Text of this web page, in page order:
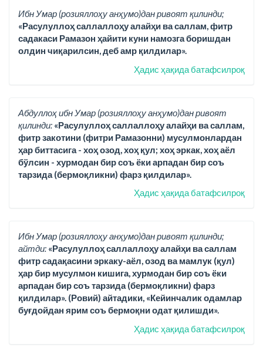
Ибн Умар (розияллоҳу анҳумо)дан ривоят қилинди;
«Расулуллоҳ саллаллоҳу алайҳи ва саллам, фитр
садакаси Рамазон ҳайити куни намозга боришдан
олдин чиқарилсин, деб амр қилдилар».
Ҳадис ҳақида батафсилроқ
Абдуллоҳ ибн Умар (розияллоҳу анҳумо)дан ривоят
қилинди: «Расулуллоҳ саллаллоҳу алайҳи ва саллам,
фитр закотини (фитри Рамазонни) мусулмонлардан
ҳар биттасига - хоҳ озод, хоҳ қул; хоҳ эркак, хоҳ аёл
бўлсин - хурмодан бир соъ ёки арпадан бир соъ
тарзида (бермоқликни) фарз қилдилар».
Ҳадис ҳақида батафсилроқ
Ибн Умар (розияллоҳу анҳумо)дан ривоят қилинди;
айтди: «Расулуллоҳ саллаллоҳу алайҳи ва саллам
фитр садақасини эркаку-аёл, озод ва мамлук (қул)
ҳар бир мусулмон кишига, хурмодан бир соъ ёки
арпадан бир соъ тарзида (бермоқликни) фарз
қилдилар». (Ровий) айтадики, «Кейинчалик одамлар
буғдойдан ярим соъ бермоқни одат қилишди».
Ҳадис ҳақида батафсилроқ